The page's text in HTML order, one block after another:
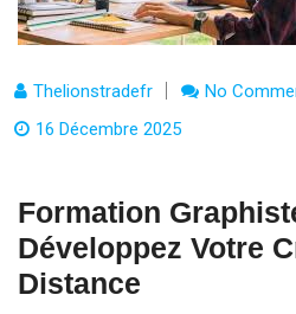
Thelionstradefr
No
16 Décembre 2025
Formation
Développez Votre
Distance